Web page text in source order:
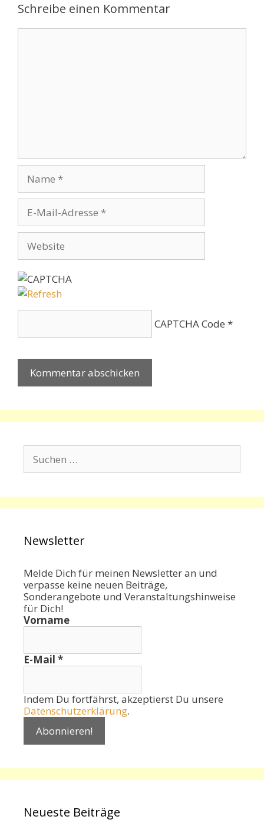
Schreibe einen Kommentar
Mail-
Adresse
CAPTCHA Code *
nach:
Newsletter
Melde Dich für meinen Newsletter an und
verpasse keine neuen Beiträge,
Sonderangebote und Veranstaltungshinweise
für Dich!
Vorname
E-Mail *
Indem Du fortfährst, akzeptierst Du unsere
Datenschutzerklärung.
Neueste Beiträge